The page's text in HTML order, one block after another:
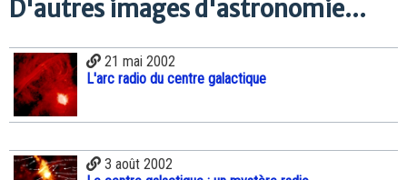
D'autres images d'astronomie...
21 mai 2002
L'arc radio du centre galactique
3 août 2002